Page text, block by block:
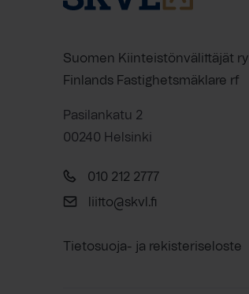
Suomen Kiinteistönvälittäjät ry
Finlands Fastighetsmäklare rf
Pasilankatu 2
00240 Helsinki
010 212 2777
liitto@skvl.fi
Tietosuoja- ja rekisteriseloste